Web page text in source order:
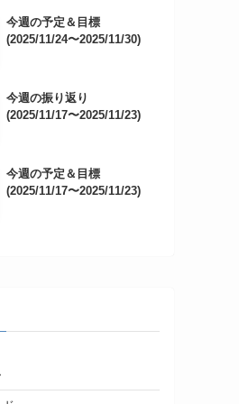
今週の予定＆目標
(2025/11/24〜2025/11/30)
今週の振り返り
(2025/11/17〜2025/11/23)
今週の予定＆目標
(2025/11/17〜2025/11/23)